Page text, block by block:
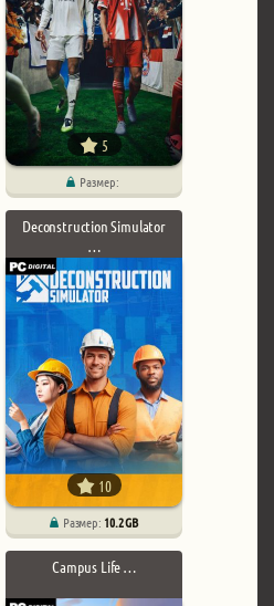
5
Размер:
Deconstruction Simulator
…
10
Размер: 10.2 GB
Campus Life …